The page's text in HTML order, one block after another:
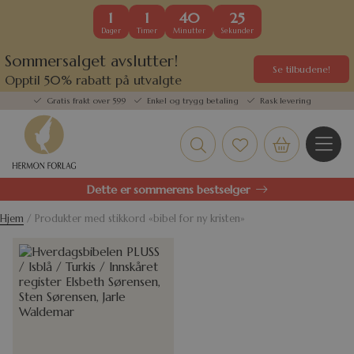
1
Dager
1
Timer
40
Minutter
25
Sekunder
Sommersalget avslutter!
Opptil 50% rabatt på utvalgte
kundefavoritter
Se tilbudene!
Gratis frakt over 599 Enkel og trygg betaling Rask levering
Dette er sommerens bestselger
Hjem / Produkter med stikkord «bibel for ny kristen»